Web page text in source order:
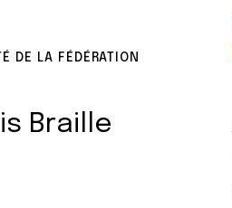
Braille
DE LA FÉDÉRATION